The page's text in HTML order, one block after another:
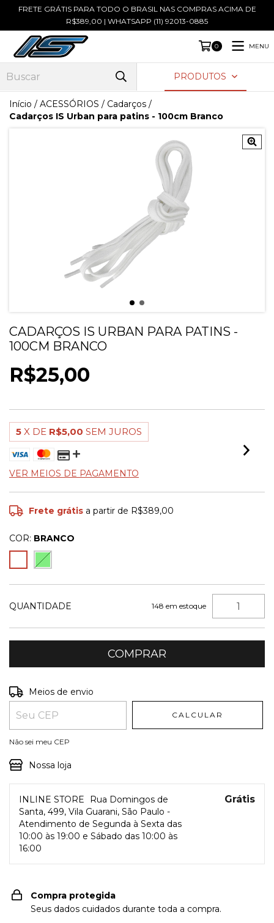
FRETE GRÁTIS PARA TODO O BRASIL NAS COMPRAS ACIMA DE
R$389,00 | WHATSAPP (11) 92013-0885
0 MENU
PRODUTOS
Início / ACESSÓRIOS / Cadarços /
Cadarços IS Urban para patins - 100cm Branco
CADARÇOS IS URBAN PARA PATINS -
100CM BRANCO
R$25,00
5 X DE R$5,00 SEM JUROS
VER MEIOS DE PAGAMENTO
Frete grátis a partir de R$389,00
COR: BRANCO
QUANTIDADE 148 em estoque
Entregas para o CEP:
Meios de envio
CALCULAR
Não sei meu CEP
Nossa loja
INLINE STORE
Rua Domingos de
Santa, 499, Vila Guarani, São Paulo -
Atendimento de Segunda à Sexta das
10:00 às 19:00 e Sábado das 10:00 às
16:00
Grátis
Compra protegida
Seus dados cuidados durante toda a compra.